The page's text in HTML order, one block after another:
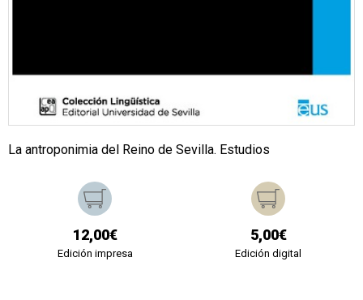
La antroponimia del Reino de Sevilla. Estudios
12,00€
Edición impresa
5,00€
Edición digital